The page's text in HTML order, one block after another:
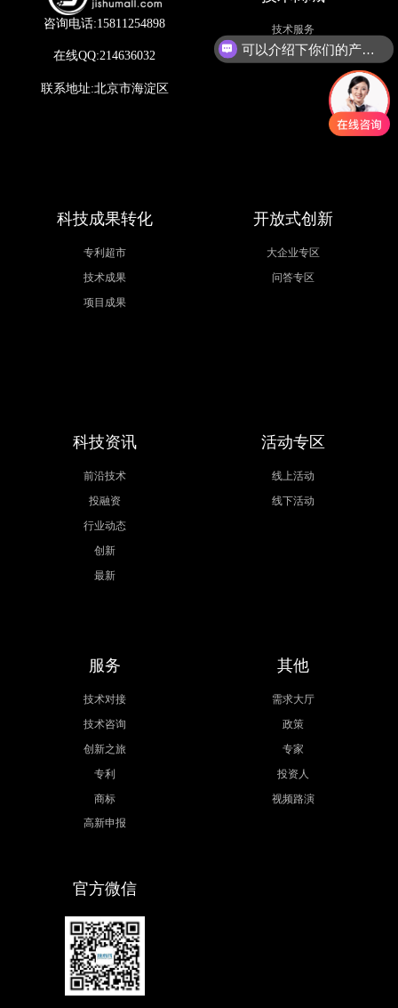
咨询电话:15811254898
在线QQ:214636032
联系地址:北京市海淀区
技术服务
科技成果转化
专利超市
技术成果
项目成果
开放式创新
大企业专区
问答专区
科技资讯
前沿技术
投融资
行业动态
创新
最新
活动专区
线上活动
线下活动
服务
技术对接
技术咨询
创新之旅
专利
商标
高新申报
其他
需求大厅
政策
专家
投资人
视频路演
官方微信
可以介绍下你们的产品么？